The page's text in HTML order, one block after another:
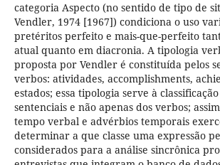
categoria Aspecto (no sentido de tipo de
Vendler, 1974 [1967]) condiciona o uso
pretéritos perfeito e mais-que-perfeito
atual quanto em diacronia. A tipologia
proposta por Vendler é constituída pelos
verbos: atividades, accomplishments,
estados; essa tipologia serve à
sentenciais e não apenas dos verbos;
tempo verbal e advérbios temporais
determinar a que classe uma expressão
considerados para a análise sincrônica